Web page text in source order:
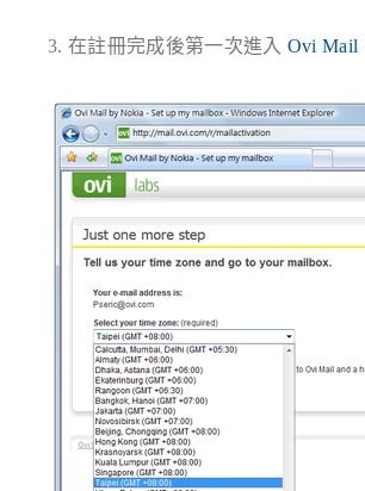
3. 在註冊完成後第一次進入 Ovi Mail